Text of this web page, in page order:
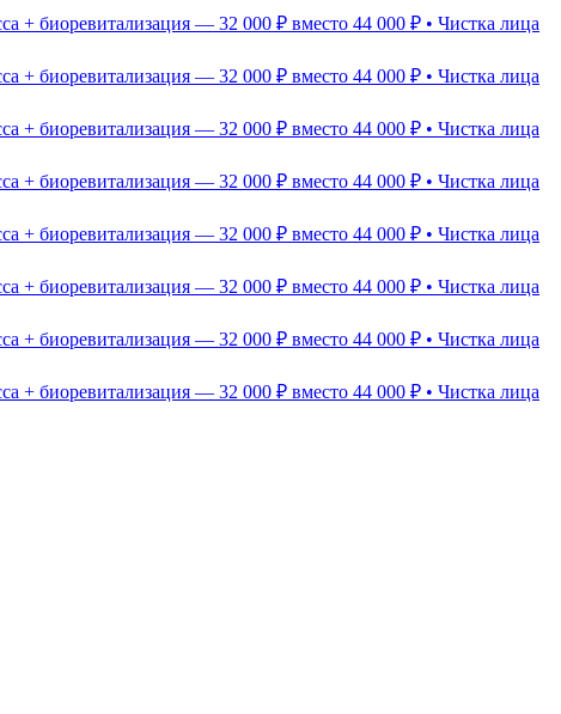
+ биоревитализация — 32 000 ₽ вместо 44 000 ₽ • Чистка лица
+ биоревитализация — 32 000 ₽ вместо 44 000 ₽ • Чистка лица
+ биоревитализация — 32 000 ₽ вместо 44 000 ₽ • Чистка лица
+ биоревитализация — 32 000 ₽ вместо 44 000 ₽ • Чистка лица
+ биоревитализация — 32 000 ₽ вместо 44 000 ₽ • Чистка лица
+ биоревитализация — 32 000 ₽ вместо 44 000 ₽ • Чистка лица
+ биоревитализация — 32 000 ₽ вместо 44 000 ₽ • Чистка лица
+ биоревитализация — 32 000 ₽ вместо 44 000 ₽ • Чистка лица